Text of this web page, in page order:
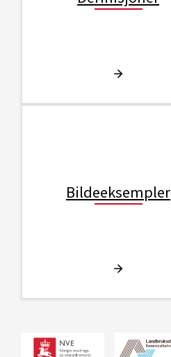
Bildeeksempler